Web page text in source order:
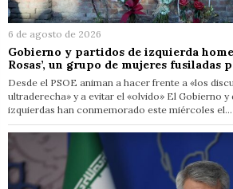
6 de agosto de 2026
Gobierno y partidos de izquierda
Rosas’, un grupo de mujeres fusiladas
Desde el PSOE animan a hacer frente a «los
ultraderecha» y a evitar el «olvido» El Gobierno
izquierdas han conmemorado este miércoles el…